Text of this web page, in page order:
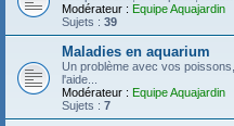
Modérateur : Equipe Aquajardin
Sujets : 39
Maladies en aquarium
Un problème avec vos
l'aide...
Modérateur : Equipe Aquajardin
Sujets : 7